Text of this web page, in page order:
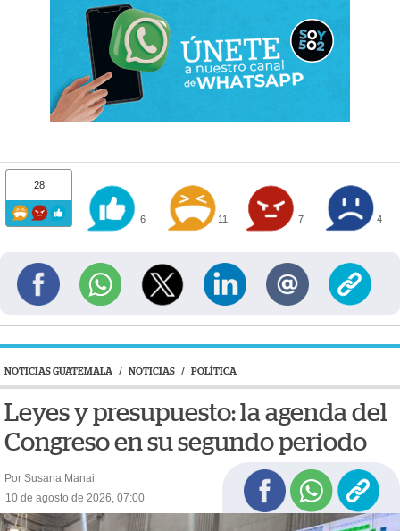
28
6 11 7 4
NOTICIAS GUATEMALA / NOTICIAS / POLÍTICA
Leyes y presupuesto: la agenda del
Congreso en su segundo periodo
Por Susana Manai
10 de agosto de 2026, 07:00